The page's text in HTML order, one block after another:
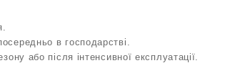
в господарстві.
або після інтенсивної експлуатації.